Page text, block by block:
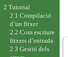
2 Tutorial
2.1 Compilació
d’un fitxer
2.2 Com escriure
fitxers d’entrada
2.3 Gestió dels